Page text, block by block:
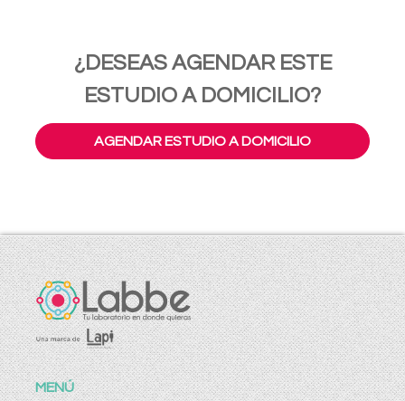
¿DESEAS AGENDAR ESTE
ESTUDIO A DOMICILIO?
AGENDAR ESTUDIO A DOMICILIO
MENÚ